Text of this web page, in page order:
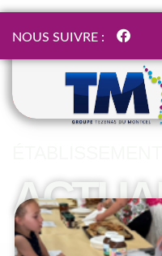
NOUS SUIVRE :